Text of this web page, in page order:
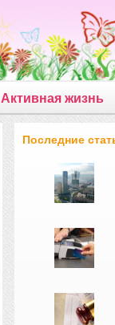
Активная жизнь
Последние